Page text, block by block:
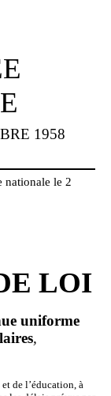
1958
nationale le 2
LOI
uniforme
,
de l’éducation, à